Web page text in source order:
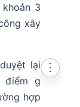
3
xây
lại
điểm g
hợp
⋮